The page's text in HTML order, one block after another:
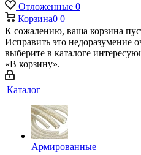
Отложенные 0
Корзина0 0
К сожалению, ваша корзина
Исправить это недоразумение
выберите в каталоге
«В корзину».
Каталог
Армированные